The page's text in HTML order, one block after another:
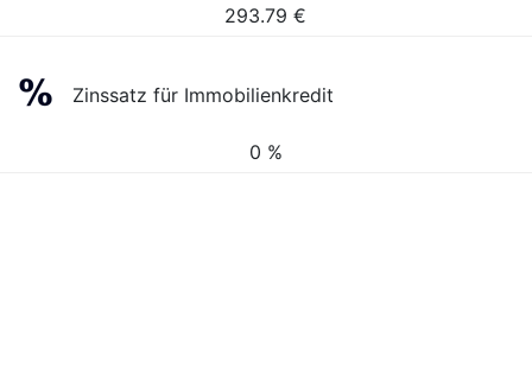
293.79 €
Zinssatz für Immobilienkredit
0 %